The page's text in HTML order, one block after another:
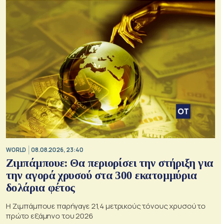
WORLD 08.08.2026, 23:40
Ζιμπάμπουε: Θα περιορίσει την στήριξη για
την αγορά χρυσού στα 300 εκατομμύρια
δολάρια φέτος
Η Ζιμπάμπουε παρήγαγε 21,4 μετρικούς τόνους χρυσού το
πρώτο εξάμηνο του 2026